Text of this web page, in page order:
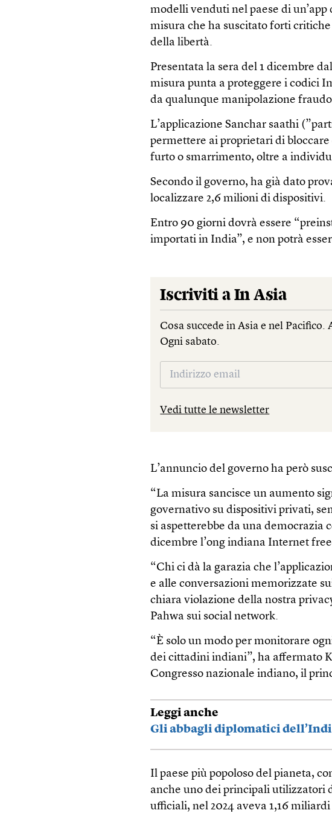
modelli venduti nel paese di
misura che ha suscitato forti
della libertà.
Presentata la sera del 1 dicembre
misura punta a proteggere i codici
da qualunque manipolazione
L’applicazione Sanchar saathi
permettere ai proprietari di
furto o smarrimento, oltre a
Secondo il governo, ha già dato
localizzare 2,6 milioni di dispositivi.
Entro 90 giorni dovrà essere
importati in India”, e non potrà
Iscriviti a In Asia
Cosa succede in Asia e nel Pacifico.
Ogni sabato.
Vedi tutte le newsletter
L’annuncio del governo ha però
“La misura sancisce un aumento
governativo su dispositivi privati,
si aspetterebbe da una democrazia
dicembre l’ong indiana Internet
“Chi ci dà la garazia che
e alle conversazioni memorizzate
chiara violazione della nostra
Pahwa sui social network.
“È solo un modo per monitorare
dei cittadini indiani”, ha affermato
Congresso nazionale indiano, il
Leggi anche
Gli abbagli diplomatici
Il paese più popoloso del pianeta,
anche uno dei principali utilizzatori
ufficiali, nel 2024 aveva 1,16